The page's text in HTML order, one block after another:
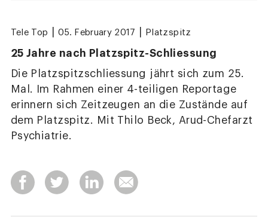
Tele Top 05. February 2017 Platzspitz
25 Jahre nach Platzspitz-Schliessung
Die Platzspitzschliessung jährt sich zum 25.
Mal. Im Rahmen einer 4-teiligen Reportage
erinnern sich Zeitzeugen an die Zustände auf
dem Platzspitz. Mit Thilo Beck, Arud-Chefarzt
Psychiatrie.